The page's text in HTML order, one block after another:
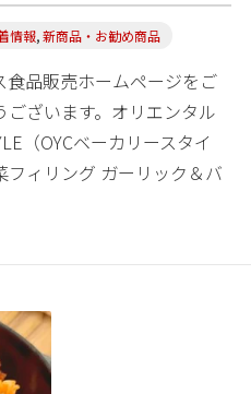
情報, 新商品・お勧め商品
品販売ホームページをご
ざいます。オリエンタル
（OYCベーカリースタイ
ィリング ガーリック＆バ